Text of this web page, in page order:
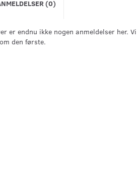
(0)
er endnu ikke nogen anmeldelser her.
den første.